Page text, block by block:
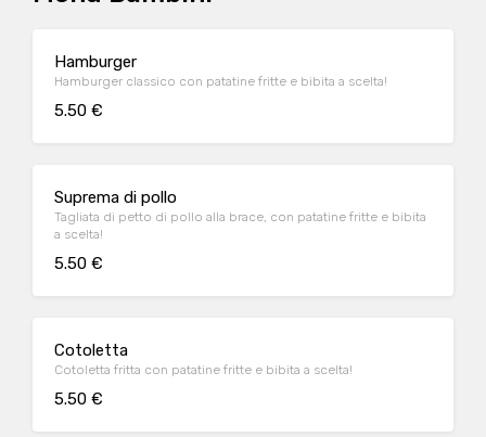
Hamburger
Hamburger classico con patatine fritte e bibita a scelta!
5.50 €
Suprema di pollo
Tagliata di petto di pollo alla brace, con patatine fritte e bibita
a scelta!
5.50 €
Cotoletta
Cotoletta fritta con patatine fritte e bibita a scelta!
5.50 €